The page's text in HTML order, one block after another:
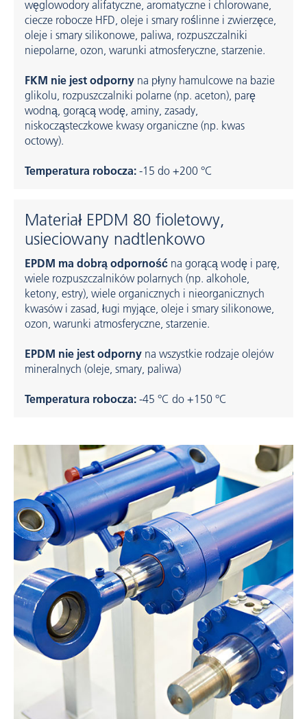
węglowodory alifatyczne, aromatyczne i chlorowane,
ciecze robocze HFD, oleje i smary roślinne i zwierzęce,
oleje i smary silikonowe, paliwa, rozpuszczalniki
niepolarne, ozon, warunki atmosferyczne, starzenie.
FKM nie jest odporny na płyny hamulcowe na bazie
glikolu, rozpuszczalniki polarne (np. aceton), parę
wodną, gorącą wodę, aminy, zasady,
niskocząsteczkowe kwasy organiczne (np. kwas
octowy).
Temperatura robocza: -15 do +200 °C
Materiał EPDM 80 fioletowy,
usieciowany nadtlenkowo
EPDM ma dobrą odporność na gorącą wodę i parę,
wiele rozpuszczalników polarnych (np. alkohole,
ketony, estry), wiele organicznych i nieorganicznych
kwasów i zasad, ługi myjące, oleje i smary silikonowe,
ozon, warunki atmosferyczne, starzenie.
EPDM nie jest odporny na wszystkie rodzaje olejów
mineralnych (oleje, smary, paliwa)
Temperatura robocza: -45 °C do +150 °C